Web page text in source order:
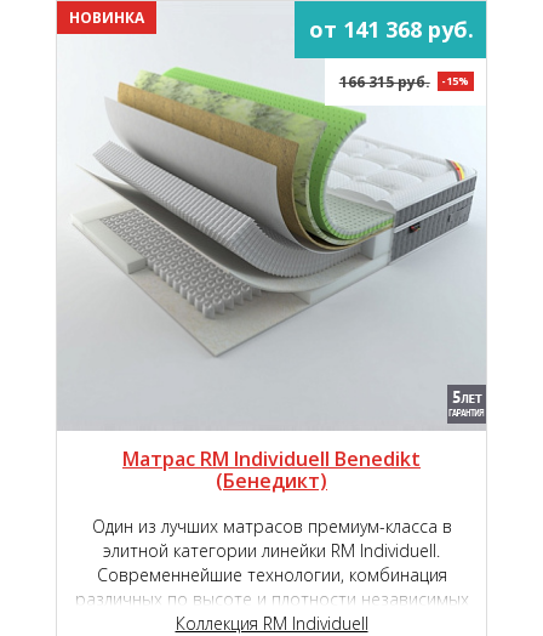
НОВИНКА от 141 368 руб.
166 315 руб. -15%
Матрас RM Individuell Benedikt
(Бенедикт)
Один из лучших матрасов премиум-класса в
элитной категории линейки RM Individuell.
Современнейшие технологии, комбинация
различных по высоте и плотности независимых
пружинных блоков и уникальные
Коллекция RM Individuell